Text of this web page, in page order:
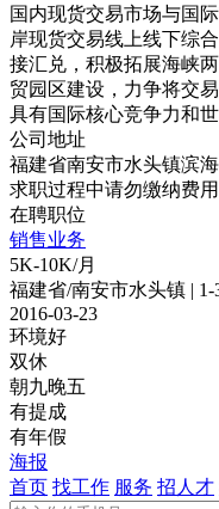
国内现货交易市场与国
岸现货交易线上线下综
接汇兑，积极拓展海峡
贸园区建设，力争将交
具有国际核心竞争力和
公司地址
福建省南安市水头镇滨
求职过程中请勿缴纳费
在聘职位
销售业务
5K-10K/月
福建省/南安市水头镇 | 1-
2016-03-23
环境好
双休
朝九晚五
有提成
有年假
海报
首页 找工作 服务 招人才